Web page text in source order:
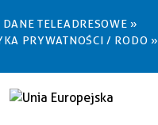
DANE TELEADRESOWE »
PRYWATNOŚCI / RODO »